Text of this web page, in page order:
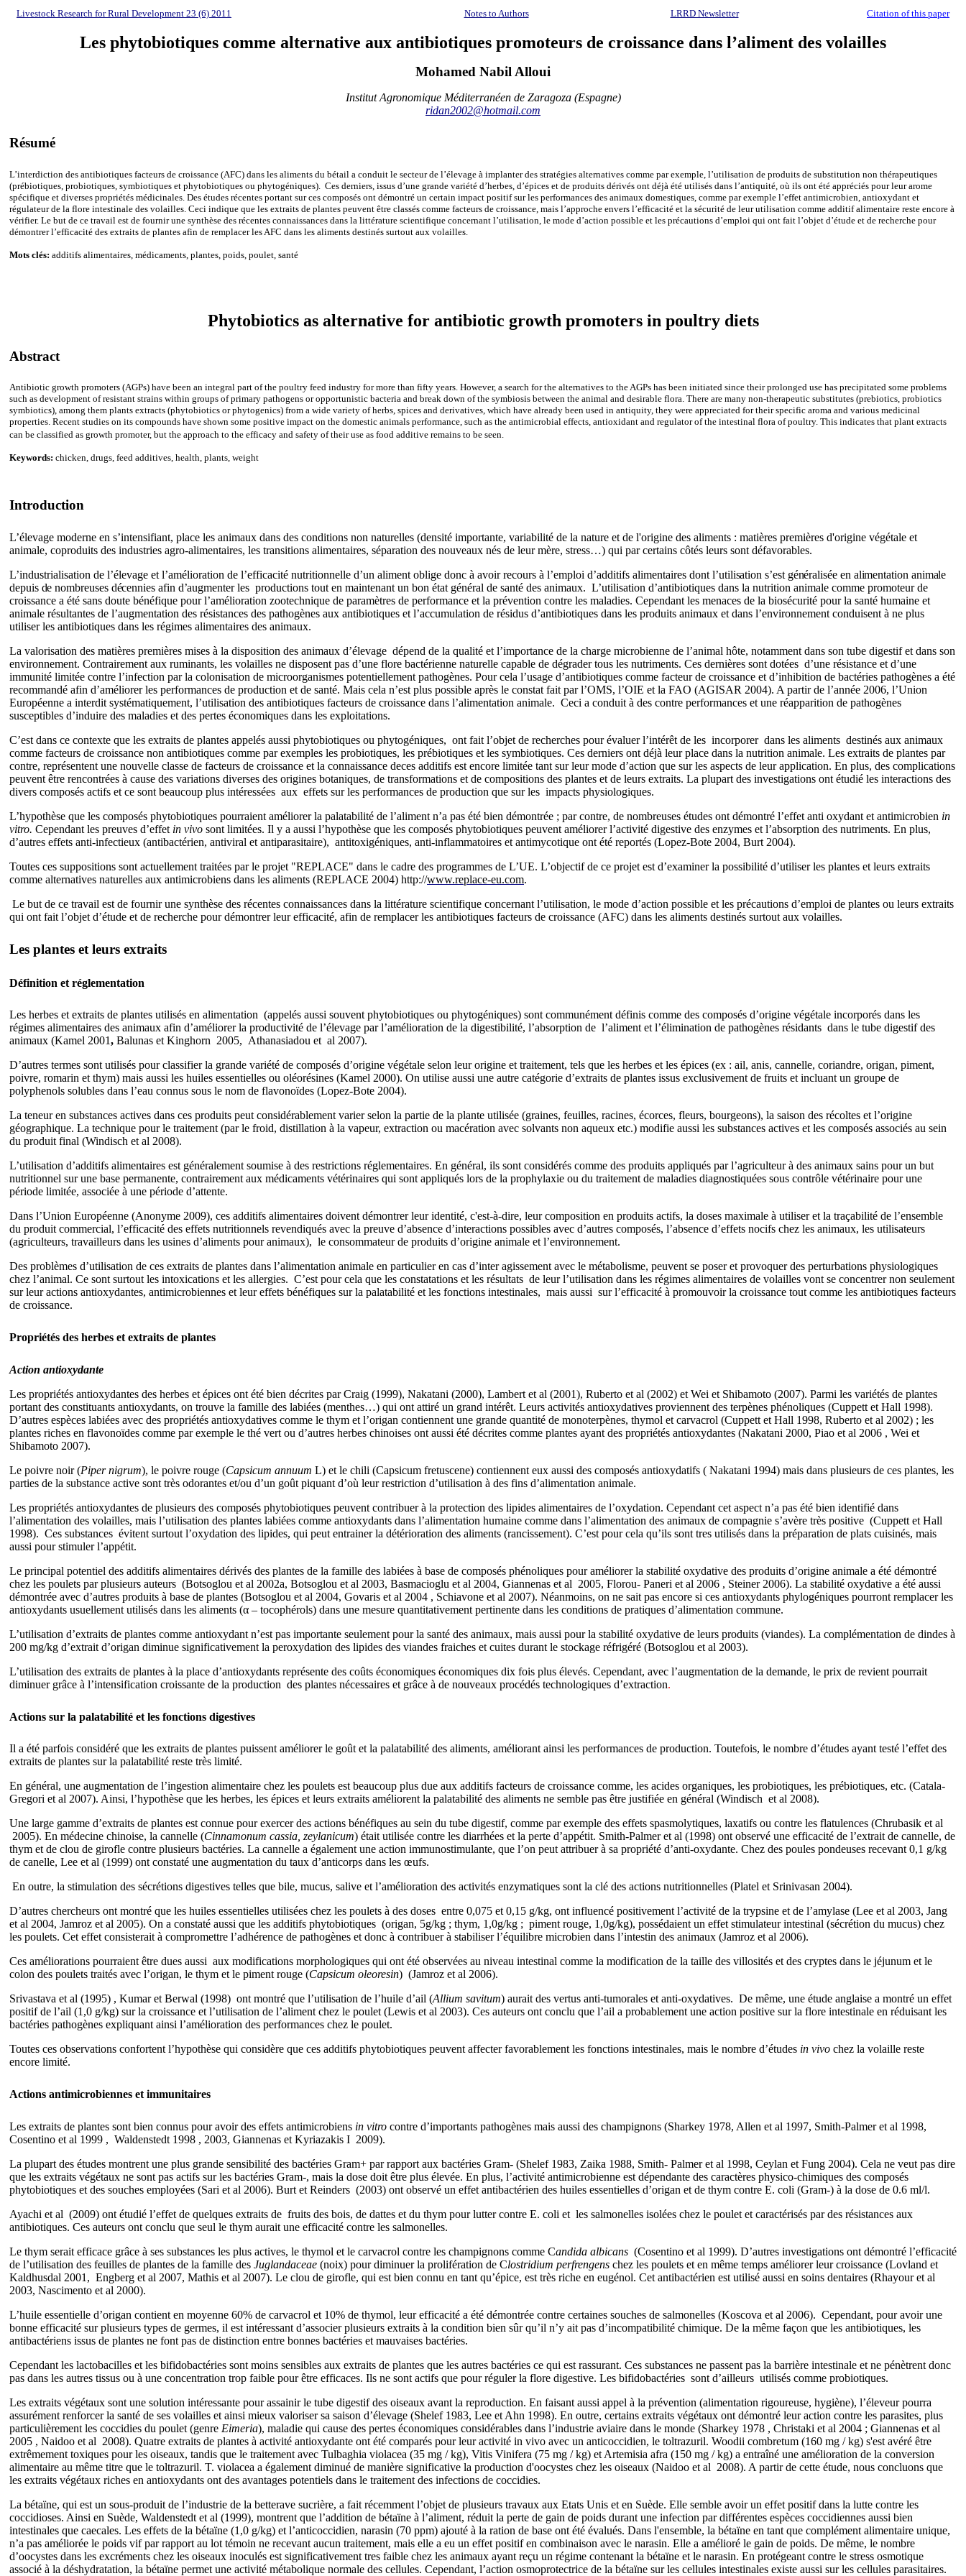
Livestock Research for Rural Development 23 (6) 2011 Notes to Authors LRRD Newsletter Citation of this paper
Les phytobiotiques comme alternative aux antibiotiques promoteurs de croissance dans l’aliment des volailles
Mohamed Nabil Alloui
Institut Agronomique Méditerranéen de Zaragoza (Espagne)
ridan2002@hotmail.com
Résumé
L’interdiction des antibiotiques facteurs de croissance (AFC) dans les aliments du bétail a conduit le secteur de l’élevage à implanter des stratégies alternatives comme par exemple, l’utilisation de produits de substitution non thérapeutiques
(prébiotiques, probiotiques, symbiotiques et phytobiotiques ou phytogéniques). Ces derniers, issus d’une grande variété d’herbes, d’épices et de produits dérivés ont déjà été utilisés dans l’antiquité, où ils ont été appréciés pour leur arome
spécifique et diverses propriétés médicinales. Des études récentes portant sur ces composés ont démontré un certain impact positif sur les performances des animaux domestiques, comme par exemple l’effet antimicrobien, antioxydant et
régulateur de la flore intestinale des volailles. Ceci indique que les extraits de plantes peuvent être classés comme facteurs de croissance, mais l’approche envers l’efficacité et la sécurité de leur utilisation comme additif alimentaire reste encore à
vérifier. Le but de ce travail est de fournir une synthèse des récentes connaissances dans la littérature scientifique concernant l’utilisation, le mode d’action possible et les précautions d’emploi qui ont fait l’objet d’étude et de recherche pour
démontrer l’efficacité des extraits de plantes afin de remplacer les AFC dans les aliments destinés surtout aux volailles.
Mots clés: additifs alimentaires, médicaments, plantes, poids, poulet, santé
Phytobiotics as alternative for antibiotic growth promoters in poultry diets
Abstract
Antibiotic growth promoters (AGPs) have been an integral part of the poultry feed industry for more than fifty years. However, a search for the alternatives to the AGPs has been initiated since their prolonged use has precipitated some problems
such as development of resistant strains within groups of primary pathogens or opportunistic bacteria and break down of the symbiosis between the animal and desirable flora. There are many non-therapeutic substitutes (prebiotics, probiotics
symbiotics), among them plants extracts (phytobiotics or phytogenics) from a wide variety of herbs, spices and derivatives, which have already been used in antiquity, they were appreciated for their specific aroma and various medicinal
properties. Recent studies on its compounds have shown some positive impact on the domestic animals performance, such as the antimicrobial effects, antioxidant and regulator of the intestinal flora of poultry. This indicates that plant extracts
can be classified as growth promoter, but the approach to the efficacy and safety of their use as food additive remains to be seen.
Keywords: chicken, drugs, feed additives, health, plants, weight
Introduction
L’élevage moderne en s’intensifiant, place les animaux dans des conditions non naturelles (densité importante, variabilité de la nature et de l'origine des aliments : matières premières d'origine végétale et
animale, coproduits des industries agro-alimentaires, les transitions alimentaires, séparation des nouveaux nés de leur mère, stress…) qui par certains côtés leurs sont défavorables.
L’industrialisation de l’élevage et l’amélioration de l’efficacité nutritionnelle d’un aliment oblige donc à avoir recours à l’emploi d’additifs alimentaires dont l’utilisation s’est généralisée en alimentation animale
depuis de nombreuses décennies afin d’augmenterles productions tout en maintenant un bon état général de santé des animaux. L’utilisation d’antibiotiques dans la nutrition animale comme promoteur de
croissance a été sans doute bénéfique pour l’amélioration zootechnique de paramètres de performance et la prévention contre les maladies. Cependant les menaces de la biosécurité pour la santé humaine et
animale résultantes de l’augmentation des résistances des pathogènes aux antibiotiques et l’accumulation de résidus d’antibiotiques dans les produits animaux et dans l’environnement conduisent à ne plus
utiliser les antibiotiques dans les régimes alimentaires des animaux.
La valorisation des matières premières mises à la disposition des animaux d’élevage dépend de la qualité et l’importance de la charge microbienne de l’animal hôte, notamment dans son tube digestif et dans son
environnement. Contrairement aux ruminants, les volailles ne disposent pas d’une flore bactérienne naturelle capable de dégrader tous les nutriments. Ces dernières sont dotées d’une résistance et d’une
immunité limitée contre l’infection par la colonisation de microorganismes potentiellement pathogènes. Pour cela l’usage d’antibiotiques comme facteur de croissance et d’inhibition de bactéries pathogènes a été
recommandé afin d’améliorer les performances de production et de santé. Mais cela n’est plus possible après le constat fait par l’OMS, l’OIE et la FAO (AGISAR 2004). A partir de l’année 2006, l’Union
Européenne a interdit systématiquement, l’utilisation des antibiotiques facteurs de croissance dans l’alimentation animale. Ceci a conduit à des contre performances et une réapparition de pathogènes
susceptibles d’induire des maladies et des pertes économiques dans les exploitations.
C’est dans ce contexte que les extraits de plantes appelés aussi phytobiotiques ou phytogéniques, ont fait l’objet de recherches pour évaluer l’intérêt de les incorporer dans les aliments destinés aux animaux
comme facteurs de croissance non antibiotiques comme par exemples les probiotiques, les prébiotiques et les symbiotiques. Ces derniers ont déjà leur place dans la nutrition animale. Les extraits de plantes par
contre, représentent une nouvelle classe de facteurs de croissance et la connaissance deces additifs est encore limitée tant sur leur mode d’action que sur les aspects de leur application. En plus, des complications
peuvent être rencontrées à cause des variations diverses des origines botaniques, de transformations et de compositions des plantes et de leurs extraits. La plupart des investigations ont étudié les interactions des
divers composés actifs et ce sont beaucoup plus intéressées aux effets sur les performances de production que sur les impacts physiologiques.
L’hypothèse que les composés phytobiotiques pourraient améliorer la palatabilité de l’aliment n’a pas été bien démontrée ; par contre, de nombreuses études ont démontré l’effet anti oxydant et antimicrobien in
vitro. Cependant les preuves d’effet in vivo sont limitées. Il y a aussi l’hypothèse que les composés phytobiotiques peuvent améliorer l’activité digestive des enzymes et l’absorption des nutriments. En plus,
d’autres effets anti-infectieux (antibactérien, antiviral et antiparasitaire), antitoxigéniques, anti-inflammatoires et antimycotique ont été reportés (Lopez-Bote 2004, Burt 2004).
Toutes ces suppositions sont actuellement traitées par le projet "REPLACE" dans le cadre des programmes de L’UE. L’objectif de ce projet est d’examiner la possibilité d’utiliser les plantes et leurs extraits
comme alternatives naturelles aux antimicrobiens dans les aliments (REPLACE 2004) http://www.replace-eu.com.
Le but de ce travail est de fournir une synthèse des récentes connaissances dans la littérature scientifique concernant l’utilisation, le mode d’action possible et les précautions d’emploi de plantes ou leurs extraits
qui ont fait l’objet d’étude et de recherche pour démontrer leur efficacité, afin de remplacer les antibiotiques facteurs de croissance (AFC) dans les aliments destinés surtout aux volailles.
Les plantes et leurs extraits
Définition et réglementation
Les herbes et extraits de plantes utilisés en alimentation (appelés aussi souvent phytobiotiques ou phytogéniques) sont communément définis comme des composés d’origine végétale incorporés dans les
régimes alimentaires des animaux afin d’améliorer la productivité de l’élevage par l’amélioration de la digestibilité, l’absorption de l’aliment et l’élimination de pathogènes résidants dans le tube digestif des
animaux (Kamel 2001, Balunas et Kinghorn 2005, Athanasiadou et al 2007).
D’autres termes sont utilisés pour classifier la grande variété de composés d’origine végétale selon leur origine et traitement, tels que les herbes et les épices (ex : ail, anis, cannelle, coriandre, origan, piment,
poivre, romarin et thym) mais aussi les huiles essentielles ou oléorésines (Kamel 2000). On utilise aussi une autre catégorie d’extraits de plantes issus exclusivement de fruits et incluant un groupe de
polyphenols solubles dans l’eau connus sous le nom de flavonoïdes (Lopez-Bote 2004).
La teneur en substances actives dans ces produits peut considérablement varier selon la partie de la plante utilisée (graines, feuilles, racines, écorces, fleurs, bourgeons), la saison des récoltes et l’origine
géographique. La technique pour le traitement (par le froid, distillation à la vapeur, extraction ou macération avec solvants non aqueux etc.) modifie aussi les substances actives et les composés associés au sein
du produit final (Windisch et al 2008).
L’utilisation d’additifs alimentaires est généralement soumise à des restrictions réglementaires. En général, ils sont considérés comme des produits appliqués par l’agriculteur à des animaux sains pour un but
nutritionnel sur une base permanente, contrairement aux médicaments vétérinaires qui sont appliqués lors de la prophylaxie ou du traitement de maladies diagnostiquées sous contrôle vétérinaire pour une
période limitée, associée à une période d’attente.
Dans l’Union Européenne (Anonyme 2009), ces additifs alimentaires doivent démontrer leur identité, c'est-à-dire, leur composition en produits actifs, la doses maximale à utiliseret la traçabilité de l’ensemble
du produit commercial, l’efficacité des effets nutritionnels revendiqués avec la preuve d’absence d’interactions possibles avec d’autres composés, l’absence d’effets nocifs chez les animaux, les utilisateurs
(agriculteurs, travailleurs dans les usines d’aliments pour animaux), le consommateur de produits d’origine animale et l’environnement.
Des problèmes d’utilisation de ces extraits de plantes dans l’alimentation animale en particulier en cas d’inter agissement avec le métabolisme, peuvent se poser et provoquer des perturbations physiologiques
chez l’animal. Ce sont surtout les intoxications et les allergies. C’est pour cela que les constatations et les résultats de leur l’utilisation dans les régimes alimentaires de volailles vont se concentrer non seulement
sur leur actions antioxydantes, antimicrobiennes et leur effets bénéfiques sur la palatabilité et les fonctions intestinales, mais aussi sur l’efficacité à promouvoir la croissance tout comme les antibiotiques facteurs
de croissance.
Propriétés des herbes et extraits de plantes
Action antioxydante
Les propriétés antioxydantes des herbes et épices ont été bien décrites par Craig (1999), Nakatani (2000), Lambert et al (2001), Ruberto et al (2002) et Wei et Shibamoto (2007). Parmi les variétés de plantes
portant des constituants antioxydants, on trouve la famille des labiées (menthes…) qui ont attiré un grand intérêt. Leurs activités antioxydatives proviennent des terpènes phénoliques (Cuppett et Hall 1998).
D’autres espèces labiées avec des propriétés antioxydatives comme le thym et l’origan contiennent une grande quantité de monoterpènes, thymol et carvacrol (Cuppett et Hall 1998, Ruberto et al 2002) ; les
plantes riches en flavonoïdes comme par exemple le thé vert ou d’autres herbes chinoises ont aussi été décrites comme plantes ayant des propriétés antioxydantes (Nakatani 2000, Piao et al 2006 , Wei et
Shibamoto 2007).
Le poivre noir (Piper nigrum), le poivre rouge (Capsicum annuum L) et le chili (Capsicum fretuscene) contiennent eux aussi des composés antioxydatifs ( Nakatani 1994) mais dans plusieurs de ces plantes, les
parties de la substance active sont très odorantes et/ou d’un goût piquant d’où leur restriction d’utilisation à des fins d’alimentation animale.
Les propriétés antioxydantes de plusieurs des composés phytobiotiques peuvent contribuer à la protection des lipides alimentaires de l’oxydation. Cependant cet aspect n’a pas été bien identifié dans
l’alimentation des volailles, mais l’utilisation des plantes labiées comme antioxydants dans l’alimentation humaine comme dans l’alimentation des animaux de compagnie s’avère très positive (Cuppett et Hall
1998). Ces substances évitent surtout l’oxydation des lipides, qui peut entrainer la détérioration des aliments (rancissement). C’est pour cela qu’ils sont tres utilisés dans la préparation de plats cuisinés, mais
aussi pour stimuler l’appétit.
Le principal potentiel des additifs alimentaires dérivés des plantes de la famille des labiées à base de composés phénoliques pour améliorer la stabilité oxydative des produits d’origine animale a été démontré
chez les poulets par plusieurs auteurs (Botsoglou et al 2002a, Botsoglou et al 2003, Basmacioglu et al 2004, Giannenas et al 2005, Florou- Paneri et al 2006 , Steiner 2006). La stabilité oxydative a été aussi
démontrée avec d’autres produits à base de plantes (Botsoglou et al 2004, Govaris et al 2004 , Schiavone et al 2007). Néanmoins, on ne sait pas encore si ces antioxydants phylogéniques pourront remplacer les
antioxydants usuellement utilisés dans les aliments (α – tocophérols) dans une mesure quantitativement pertinente dans les conditions de pratiques d’alimentation commune.
L’utilisation d’extraits de plantes comme antioxydant n’est pas importante seulement pour la santé des animaux, mais aussi pour la stabilité oxydative de leurs produits (viandes). La complémentation de dindes à
200 mg/kg d’extrait d’origan diminue significativement la peroxydation des lipides des viandes fraiches et cuites durant le stockage réfrigéré (Botsoglou et al 2003).
L’utilisation des extraits de plantes à la place d’antioxydants représente des coûts économiques économiques dix fois plus élevés. Cependant, avec l’augmentation de la demande, le prix de revient pourrait
diminuer grâce à l’intensification croissante de la production des plantes nécessaires et grâce à de nouveaux procédés technologiques d’extraction.
Actions sur la palatabilité et les fonctions digestives
Il a été parfois considéré que les extraits de plantes puissent améliorer le goût et la palatabilité des aliments, améliorant ainsi les performances de production. Toutefois, le nombre d’études ayant testé l’effet des
extraits de plantes sur la palatabilité reste très limité.
En général, une augmentation de l’ingestion alimentaire chez les poulets est beaucoup plus due aux additifs facteurs de croissance comme, les acides organiques, les probiotiques, les prébiotiques, etc. (Catala-
Gregori et al 2007). Ainsi, l’hypothèse que les herbes, les épices et leurs extraits améliorent la palatabilité des aliments ne semble pas être justifiée en général (Windisch et al 2008).
Une large gamme d’extraits de plantes est connue pour exercer des actions bénéfiques au sein du tube digestif, comme par exemple des effets spasmolytiques, laxatifs ou contre les flatulences (Chrubasik et al
2005). En médecine chinoise, la cannelle (Cinnamonum cassia, zeylanicum) était utilisée contre les diarrhées et la perte d’appétit. Smith-Palmer et al (1998) ont observé une efficacité de l’extrait de cannelle, de
thym et de clou de girofle contre plusieurs bactéries. La cannelle a également une action immunostimulante, que l’on peut attribuer à sa propriété d’anti-oxydante. Chez des poules pondeuses recevant 0,1 g/kg
de canelle, Lee et al (1999) ont constaté une augmentation du taux d’anticorps dans les œufs.
En outre, la stimulation des sécrétions digestives telles que bile, mucus, salive et l’amélioration des activités enzymatiques sont la clé des actions nutritionnelles (Platel et Srinivasan 2004).
D’autres chercheurs ont montré que les huiles essentielles utilisées chez les poulets à des doses entre 0,075 et 0,15 g/kg, ont influencé positivement l’activité de la trypsine et de l’amylase (Lee et al 2003, Jang
et al 2004, Jamroz et al 2005). On a constaté aussi que les additifs phytobiotiques (origan, 5g/kg ; thym, 1,0g/kg ; piment rouge, 1,0g/kg), possédaient un effet stimulateur intestinal (sécrétion du mucus) chez
les poulets. Cet effet consisterait à compromettre l’adhérence de pathogènes et donc à contribuer à stabiliser l’équilibre microbien dans l’intestin des animaux (Jamroz et al 2006).
Ces améliorations pourraient être dues aussi aux modifications morphologiques qui ont été observées au niveau intestinal comme la modification de la taille des villosités et des cryptes dans le jéjunum et le
colon des poulets traités avec l’origan, le thym et le piment rouge (Capsicum oleoresin) (Jamroz et al 2006).
Srivastava et al (1995) , Kumar et Berwal (1998) ont montré que l’utilisation de l’huile d’ail (Allium savitum) aurait des vertus anti-tumorales et anti-oxydatives. De même, une étude anglaise a montré un effet
positif de l’ail (1,0 g/kg) sur la croissance et l’utilisation de l’aliment chez le poulet (Lewis et al 2003). Ces auteurs ont conclu que l’ail a probablement une action positive sur la flore intestinale en réduisant les
bactéries pathogènes expliquant ainsi l’amélioration des performances chez le poulet.
Toutes ces observations confortent l’hypothèse qui considère que ces additifs phytobiotiques peuvent affecter favorablement les fonctions intestinales, mais le nombre d’études in vivo chez la volaille reste
encore limité.
Actions antimicrobiennes et immunitaires
Les extraits de plantes sont bien connus pour avoir des effets antimicrobiens in vitro contre d’importants pathogènes mais aussi des champignons (Sharkey 1978, Allen et al 1997, Smith-Palmer et al 1998,
Cosentino et al 1999 , Waldenstedt 1998 , 2003, Giannenas et Kyriazakis I 2009).
La plupart des études montrent une plus grande sensibilité des bactéries Gram+ par rapport aux bactéries Gram- (Shelef 1983, Zaika 1988, Smith- Palmer et al 1998, Ceylan et Fung 2004). Cela ne veut pas dire
que les extraits végétaux ne sont pas actifs sur les bactéries Gram-, mais la dose doit être plus élevée. En plus, l’activité antimicrobienne est dépendante des caractères physico-chimiques des composés
phytobiotiques et des souches employées (Sari et al 2006). Burt et Reinders (2003) ont observé un effet antibactérien des huiles essentielles d’origan et de thym contre E. coli (Gram-) à la dose de 0.6 ml/l.
Ayachi et al (2009) ont étudié l’effet de quelques extraits de fruits des bois, de dattes et du thym pour lutter contre E. coli et les salmonelles isolées chez le poulet et caractérisés par des résistances aux
antibiotiques. Ces auteurs ont conclu que seul le thym aurait une efficacité contre les salmonelles.
Le thym serait efficace grâce à ses substances les plus actives, le thymol et le carvacrol contre les champignons comme Candida albicans (Cosentino et al 1999). D’autres investigations ont démontré l’efficacité
de l’utilisation des feuilles de plantes de la famille des Juglandaceae (noix) pour diminuer la prolifération de Clostridium perfrengens chez les poulets et en même temps améliorer leur croissance (Lovland et
Kaldhusdal 2001, Engberg et al 2007, Mathis et al 2007). Le clou de girofle, qui est bien connu en tant qu’épice, est très riche en eugénol. Cet antibactérien est utilisé aussi en soins dentaires (Rhayour et al
2003, Nascimento et al 2000).
L’huile essentielle d’origan contient en moyenne 60% de carvacrol et 10% de thymol, leur efficacité a été démontrée contre certaines souches de salmonelles (Koscova et al 2006). Cependant, pour avoir une
bonne efficacité sur plusieurs types de germes, il est intéressant d’associer plusieurs extraits à la condition bien sûr qu’il n’y ait pas d’incompatibilité chimique. De la même façon que les antibiotiques, les
antibactériens issus de plantes ne font pas de distinction entre bonnes bactéries et mauvaises bactéries.
Cependant les lactobacilles et les bifidobactéries sont moins sensibles aux extraits de plantes que les autres bactéries ce qui est rassurant. Ces substances ne passent pas la barrière intestinale et ne pénètrent donc
pas dans les autres tissus ou à une concentration trop faible pour être efficaces. Ils ne sont actifs que pour réguler la flore digestive. Les bifidobactéries sont d’ailleurs utilisés comme probiotiques.
Les extraits végétaux sont une solution intéressante pour assainir le tube digestif des oiseaux avant la reproduction. En faisant aussi appel à la prévention (alimentation rigoureuse, hygiène), l’éleveur pourra
assurément renforcer la santé de ses volailles et ainsi mieux valoriser sa saison d’élevage (Shelef 1983, Lee et Ahn 1998). En outre, certains extraits végétaux ont démontré leur action contre les parasites, plus
particulièrement les coccidies du poulet (genre Eimeria), maladie qui cause des pertes économiques considérables dans l’industrie aviaire dans le monde (Sharkey 1978 , Christaki et al 2004 ; Giannenas et al
2005 , Naidoo et al 2008). Quatre extraits de plantes à activité antioxydante ont été comparés pour leur activité in vivo avec un anticoccidien, le toltrazuril. Woodii combretum (160 mg / kg) s'est avéré être
extrêmement toxiques pour les oiseaux, tandis que le traitement avec Tulbaghia violacea (35 mg / kg), Vitis Vinifera (75 mg / kg) et Artemisia afra (150 mg / kg) a entraîné une amélioration de la conversion
alimentaire au même titre que le toltrazuril. T. violacea a également diminué de manière significative la production d'oocystes chez les oiseaux (Naidoo et al 2008). A partir de cette étude, nous concluons que
les extraits végétaux riches en antioxydants ont des avantages potentiels dans le traitement des infections de coccidies.
La bétaïne, qui est un sous-produit de l’industrie de la betterave sucrière, a fait récemment l’objet de plusieurs travaux aux Etats Unis et en Suède. Elle semble avoir un effet positif dans la lutte contre les
coccidioses. Ainsi en Suède, Waldenstedt et al (1999), montrent que l’addition de bétaïne à l’aliment, réduit la perte de gain de poids durant une infection par différentes espèces coccidiennes aussi bien
intestinales que caecales. Les effets de la bétaïne (1,0 g/kg) et l’anticoccidien, narasin (70 ppm) ajouté à la ration de base ont été évalués. Dans l'ensemble, la bétaïne en tant que complément alimentaire unique,
n’a pas améliorée le poids vif par rapport au lot témoin ne recevant aucun traitement, mais elle a eu un effet positif en combinaison avec le narasin. Elle a amélioré le gain de poids. De même, le nombre
d’oocystes dans les excréments chez les oiseaux inoculés est significativement tres faible chez les animaux ayant reçu un régime contenant la bétaïne et le narasin. En protégeant contre le stress osmotique
associé à la déshydratation, la bétaïne permet une activité métabolique normale des cellules. Cependant, l’action osmoprotectrice de la bétaïne sur les cellules intestinales existe aussi sur les cellules parasitaires.